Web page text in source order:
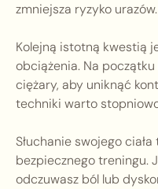
zmniejsza ryzyko urazów.
Kolejną istotną kwestią
obciążenia. Na
ciężary, aby uniknąć
techniki warto
Słuchanie swojego
bezpiecznego treningu.
odczuwasz ból lub